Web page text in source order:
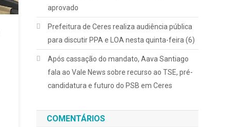
aprovado
Prefeitura de Ceres realiza audiência pública
para discutir PPA e LOA nesta quinta-feira (6)
Após cassação do mandato, Aava Santiago
fala ao Vale News sobre recurso ao TSE, pré-
candidatura e futuro do PSB em Ceres
COMENTÁRIOS